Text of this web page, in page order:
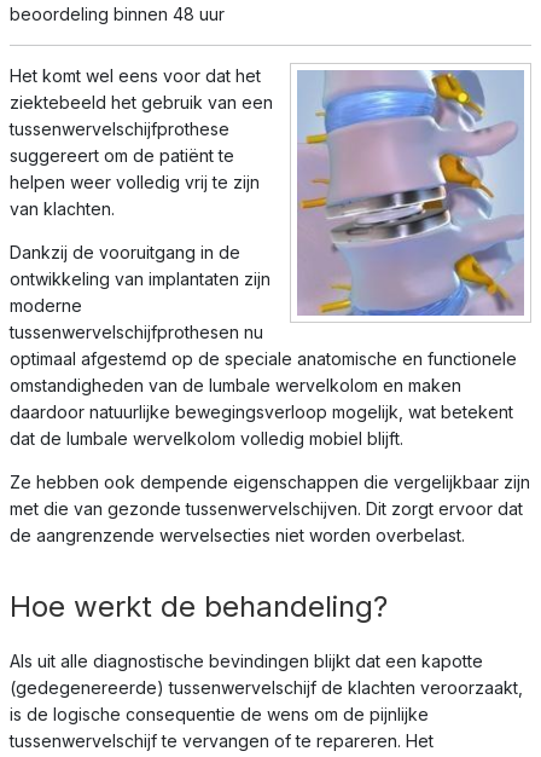
beoordeling binnen 48 uur
Het komt wel eens voor dat het
ziektebeeld het gebruik van een
tussenwervelschijfprothese
suggereert om de patiënt te
helpen weer volledig vrij te zijn
van klachten.
Dankzij de vooruitgang in de
ontwikkeling van implantaten zijn
moderne
tussenwervelschijfprothesen nu
optimaal afgestemd op de speciale anatomische en functionele
omstandigheden van de lumbale wervelkolom en maken
daardoor natuurlijke bewegingsverloop mogelijk, wat betekent
dat de lumbale wervelkolom volledig mobiel blijft.
Ze hebben ook dempende eigenschappen die vergelijkbaar zijn
met die van gezonde tussenwervelschijven. Dit zorgt ervoor dat
de aangrenzende wervelsecties niet worden overbelast.
Hoe werkt de behandeling?
Als uit alle diagnostische bevindingen blijkt dat een kapotte
(gedegenereerde) tussenwervelschijf de klachten veroorzaakt,
is de logische consequentie de wens om de pijnlijke
tussenwervelschijf te vervangen of te repareren. Het